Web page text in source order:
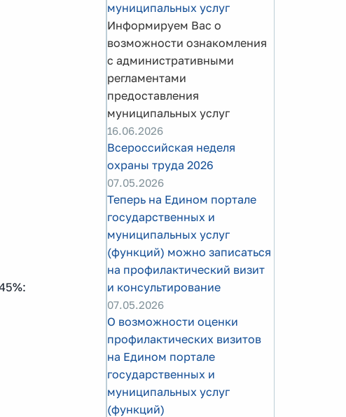
муниципальных услуг
Информируем Вас о
возможности ознакомления
с административными
регламентами
предоставления
муниципальных услуг
16.06.2026
Всероссийская неделя
охраны труда 2026
07.05.2026
Теперь на Едином портале
государственных и
муниципальных услуг
(функций) можно записаться
на профилактический визит
и консультирование
07.05.2026
О возможности оценки
профилактических визитов
на Едином портале
государственных и
муниципальных услуг
(функций)